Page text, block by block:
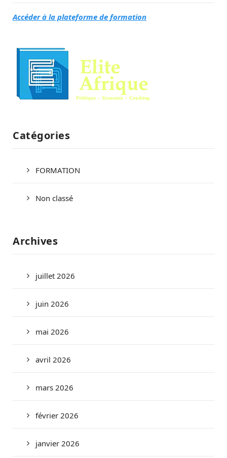
Accéder à la plateforme de formation
Catégories
FORMATION
Non classé
Archives
juillet 2026
juin 2026
mai 2026
avril 2026
mars 2026
février 2026
janvier 2026